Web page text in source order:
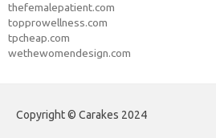
thefemalepatient.com
topprowellness.com
tpcheap.com
wethewomendesign.com
Copyright © Carakes 2024